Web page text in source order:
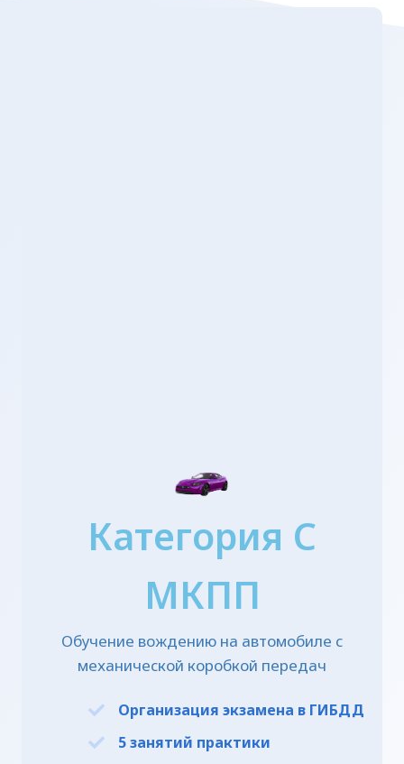
Категория C
МКПП
Обучение вождению на автомобиле с
механической коробкой передач
Организация экзамена в ГИБДД
5 занятий практики